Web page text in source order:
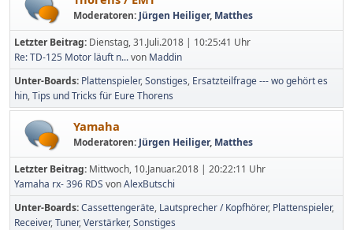
Moderatoren: Jürgen Heiliger, Matthes
Letzter Beitrag: Dienstag, 31.Juli.2018 | 10:25:41 Uhr
Re: TD-125 Motor läuft n...von Maddin
Unter-Boards Plattenspieler Sonstiges Ersatzteilfrage --- wo gehört es
hin Tips und Tricks für Eure Thorens
Yamaha
Moderatoren: Jürgen Heiliger, Matthes
Letzter Beitrag: Mittwoch, 10.Januar.2018 | 20:22:11 Uhr
Yamaha rx- 396 RDS vonAlexButschi
Unter-Boards Cassettengeräte Lautsprecher / Kopfhörer Plattenspieler
Receiver Tuner Verstärker Sonstiges